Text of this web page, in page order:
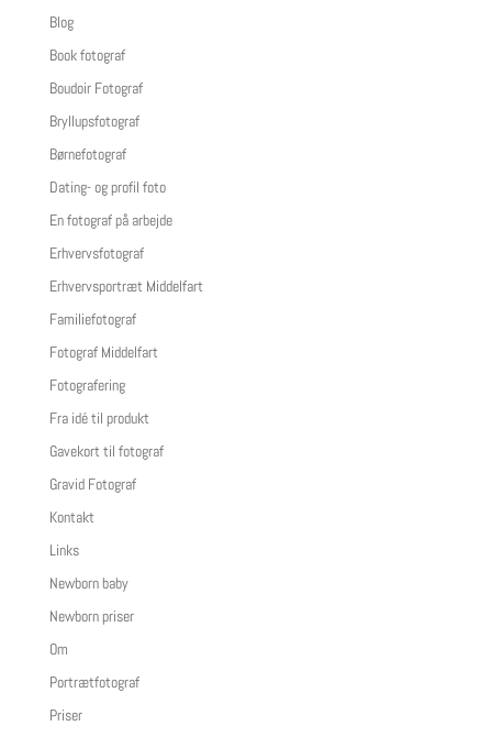
Blog
Book fotograf
Boudoir Fotograf
Bryllupsfotograf
Børnefotograf
Dating- og profil foto
En fotograf på arbejde
Erhvervsfotograf
Erhvervsportræt Middelfart
Familiefotograf
Fotograf Middelfart
Fotografering
Fra idé til produkt
Gavekort til fotograf
Gravid Fotograf
Kontakt
Links
Newborn baby
Newborn priser
Om
Portrætfotograf
Priser